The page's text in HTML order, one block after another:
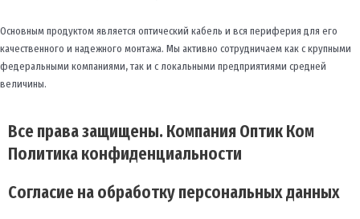
Основным продуктом является оптический кабель и вся периферия для его
качественного и надежного монтажа. Мы активно сотрудничаем как с крупными
федеральными компаниями, так и с локальными предприятиями средней
величины.
Все права защищены. Компания Оптик Ком
Политика конфиденциальности
Согласие на обработку персональных данных